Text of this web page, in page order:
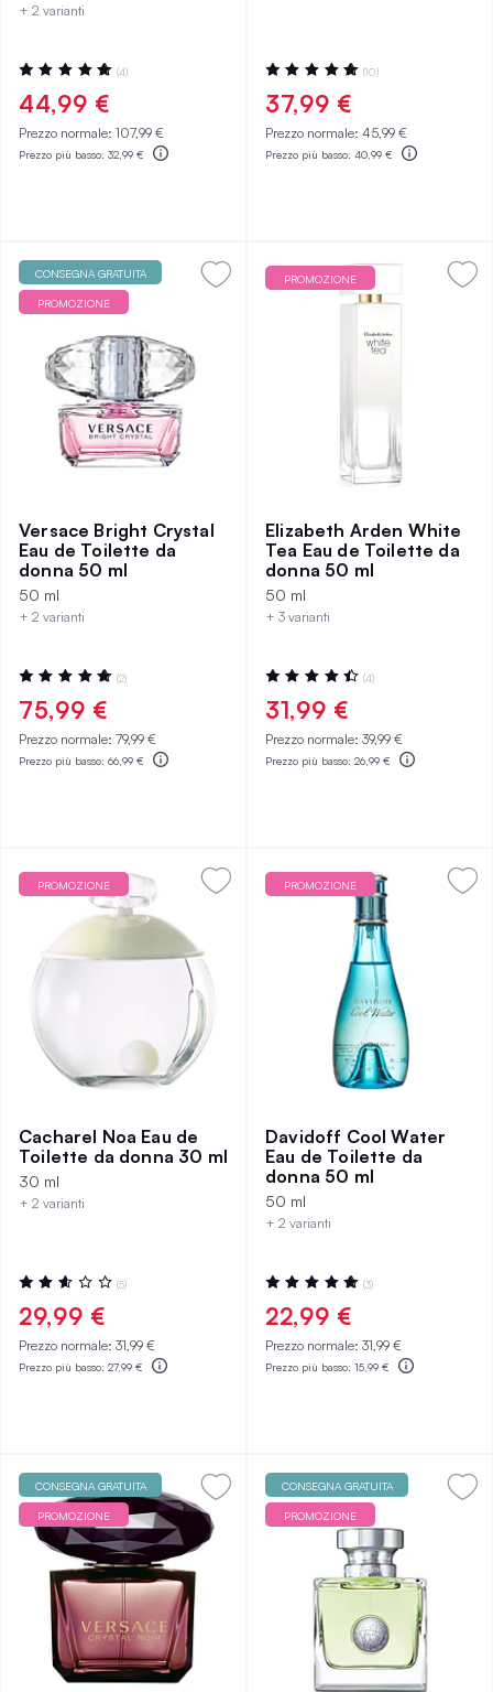
+ 2 varianti
Valutazione:
100%
(4)
44,99 €
Prezzo normale: 107,99 €
Prezzo più basso: 32,99 €
Valutazione:
100%
(10)
37,99 €
Prezzo normale: 45,99 €
Prezzo più basso: 40,99 €
CONSEGNA GRATUITA
PROMOZIONE
Versace Bright Crystal
Eau de Toilette da
donna 50 ml
50 ml
+ 2 varianti
Valutazione:
100%
(2)
75,99 €
Prezzo normale: 79,99 €
Prezzo più basso: 66,99 €
PROMOZIONE
Elizabeth Arden White
Tea Eau de Toilette da
donna 50 ml
50 ml
+ 3 varianti
Valutazione:
90%
(4)
31,99 €
Prezzo normale: 39,99 €
Prezzo più basso: 26,99 €
PROMOZIONE
Cacharel Noa Eau de
Toilette da donna 30 ml
30 ml
+ 2 varianti
Valutazione:
52%
(5)
29,99 €
Prezzo normale: 31,99 €
Prezzo più basso: 27,99 €
PROMOZIONE
Davidoff Cool Water
Eau de Toilette da
donna 50 ml
50 ml
+ 2 varianti
Valutazione:
100%
(3)
22,99 €
Prezzo normale: 31,99 €
Prezzo più basso: 15,99 €
CONSEGNA GRATUITA
PROMOZIONE
CONSEGNA GRATUITA
PROMOZIONE